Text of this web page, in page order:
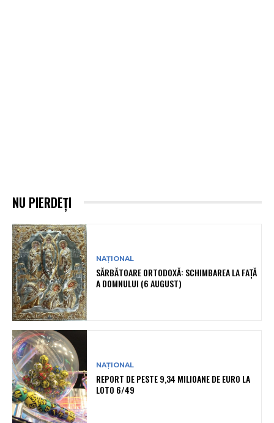
NU PIERDEȚI
NAȚIONAL
SĂRBĂTOARE ORTODOXĂ: SCHIMBAREA LA FAȚĂ
A DOMNULUI (6 AUGUST)
NAȚIONAL
REPORT DE PESTE 9,34 MILIOANE DE EURO LA
LOTO 6/49